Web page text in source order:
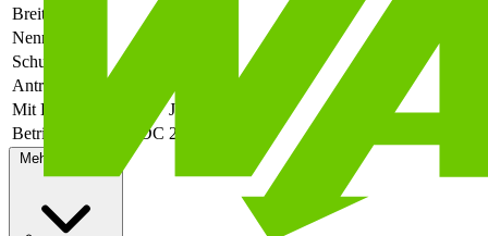
Breite
Nennstrom
Schutzart (IP)
Antrieb, Polung
Mit LED-Anzeige
Ja
Betriebsspannung DC 250 - 250
Mehr anzeigen